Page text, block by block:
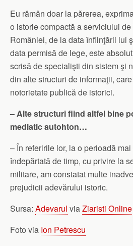
Eu rămân doar la părerea,
o istorie compactă a serviciului
României, de la data înfiinţării lui
data permisă de lege, este
scrisă de specialişti din sistem şi
din alte structuri de informaţii,
notorietate publică de istorici.
– Alte structuri fiind altfel bine
mediatic autohton…
– În referirile lor, la o perioadă
îndepărtată de timp, cu privire la
militare, am constatat multe
prejudicii adevărului istoric.
Sursa: Adevarul viaZiaristi Online
Foto via Ion Petrescu